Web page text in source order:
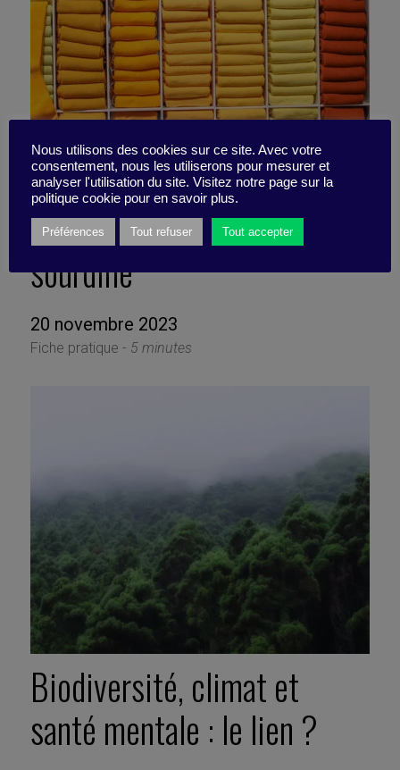
Mettez votre
perfectionnisme en
sourdine
20 novembre 2023
Fiche pratique - 5 minutes
Biodiversité, climat et
santé mentale : le lien ?
Nous utilisons des cookies sur ce site. Avec votre
consentement, nous les utiliserons pour mesurer et
analyser l'utilisation du site. Visitez notre page sur la
politique cookie pour en savoir plus.
Préférences Tout refuser Tout accepter